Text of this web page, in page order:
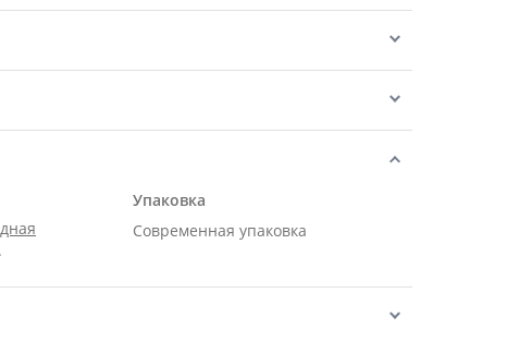
Упаковка
Современная упаковка